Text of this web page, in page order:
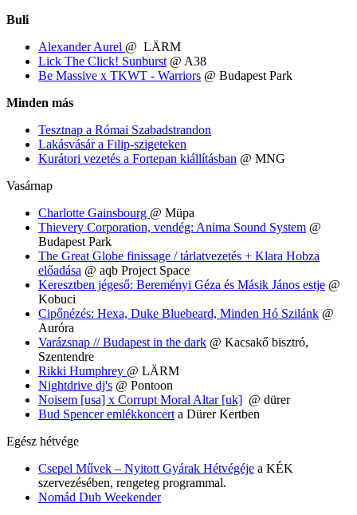
Buli
Alexander Aurel @ LÄRM
Lick The Click! Sunburst @ A38
Be Massive x TKWT - Warriors @ Budapest Park
Minden más
Tesztnap a Római Szabadstrandon
Lakásvásár a Filip-szigeteken
Kurátori vezetés a Fortepan kiállításban @ MNG
Vasárnap
Charlotte Gainsbourg @ Müpa
Thievery Corporation, vendég: Anima Sound System @
Budapest Park
The Great Globe finissage / tárlatvezetés + Klara Hobza
előadása @ aqb Project Space
Keresztben jégeső: Bereményi Géza és Másik János estje @
Kobuci
Cipőnézés: Hexa, Duke Bluebeard, Minden Hó Szilánk @
Auróra
Varázsnap // Budapest in the dark @ Kacsakő bisztró,
Szentendre
Rikki Humphrey @ LÄRM
Nightdrive dj's @ Pontoon
Noisem [usa] x Corrupt Moral Altar [uk] @ dürer
Bud Spencer emlékkoncert a Dürer Kertben
Egész hétvége
Csepel Művek – Nyitott Gyárak Hétvégéje a KÉK
szervezésében, rengeteg programmal.
Nomád Dub Weekender